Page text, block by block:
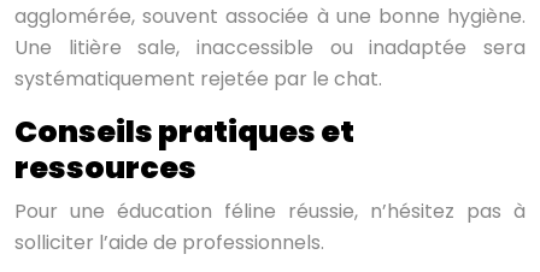
agglomérée, souvent associée à une bonne hygiène.
Une litière sale, inaccessible ou inadaptée sera
systématiquement rejetée par le chat.
Conseils pratiques et
ressources
Pour une éducation féline réussie, n’hésitez pas à
solliciter l’aide de professionnels.